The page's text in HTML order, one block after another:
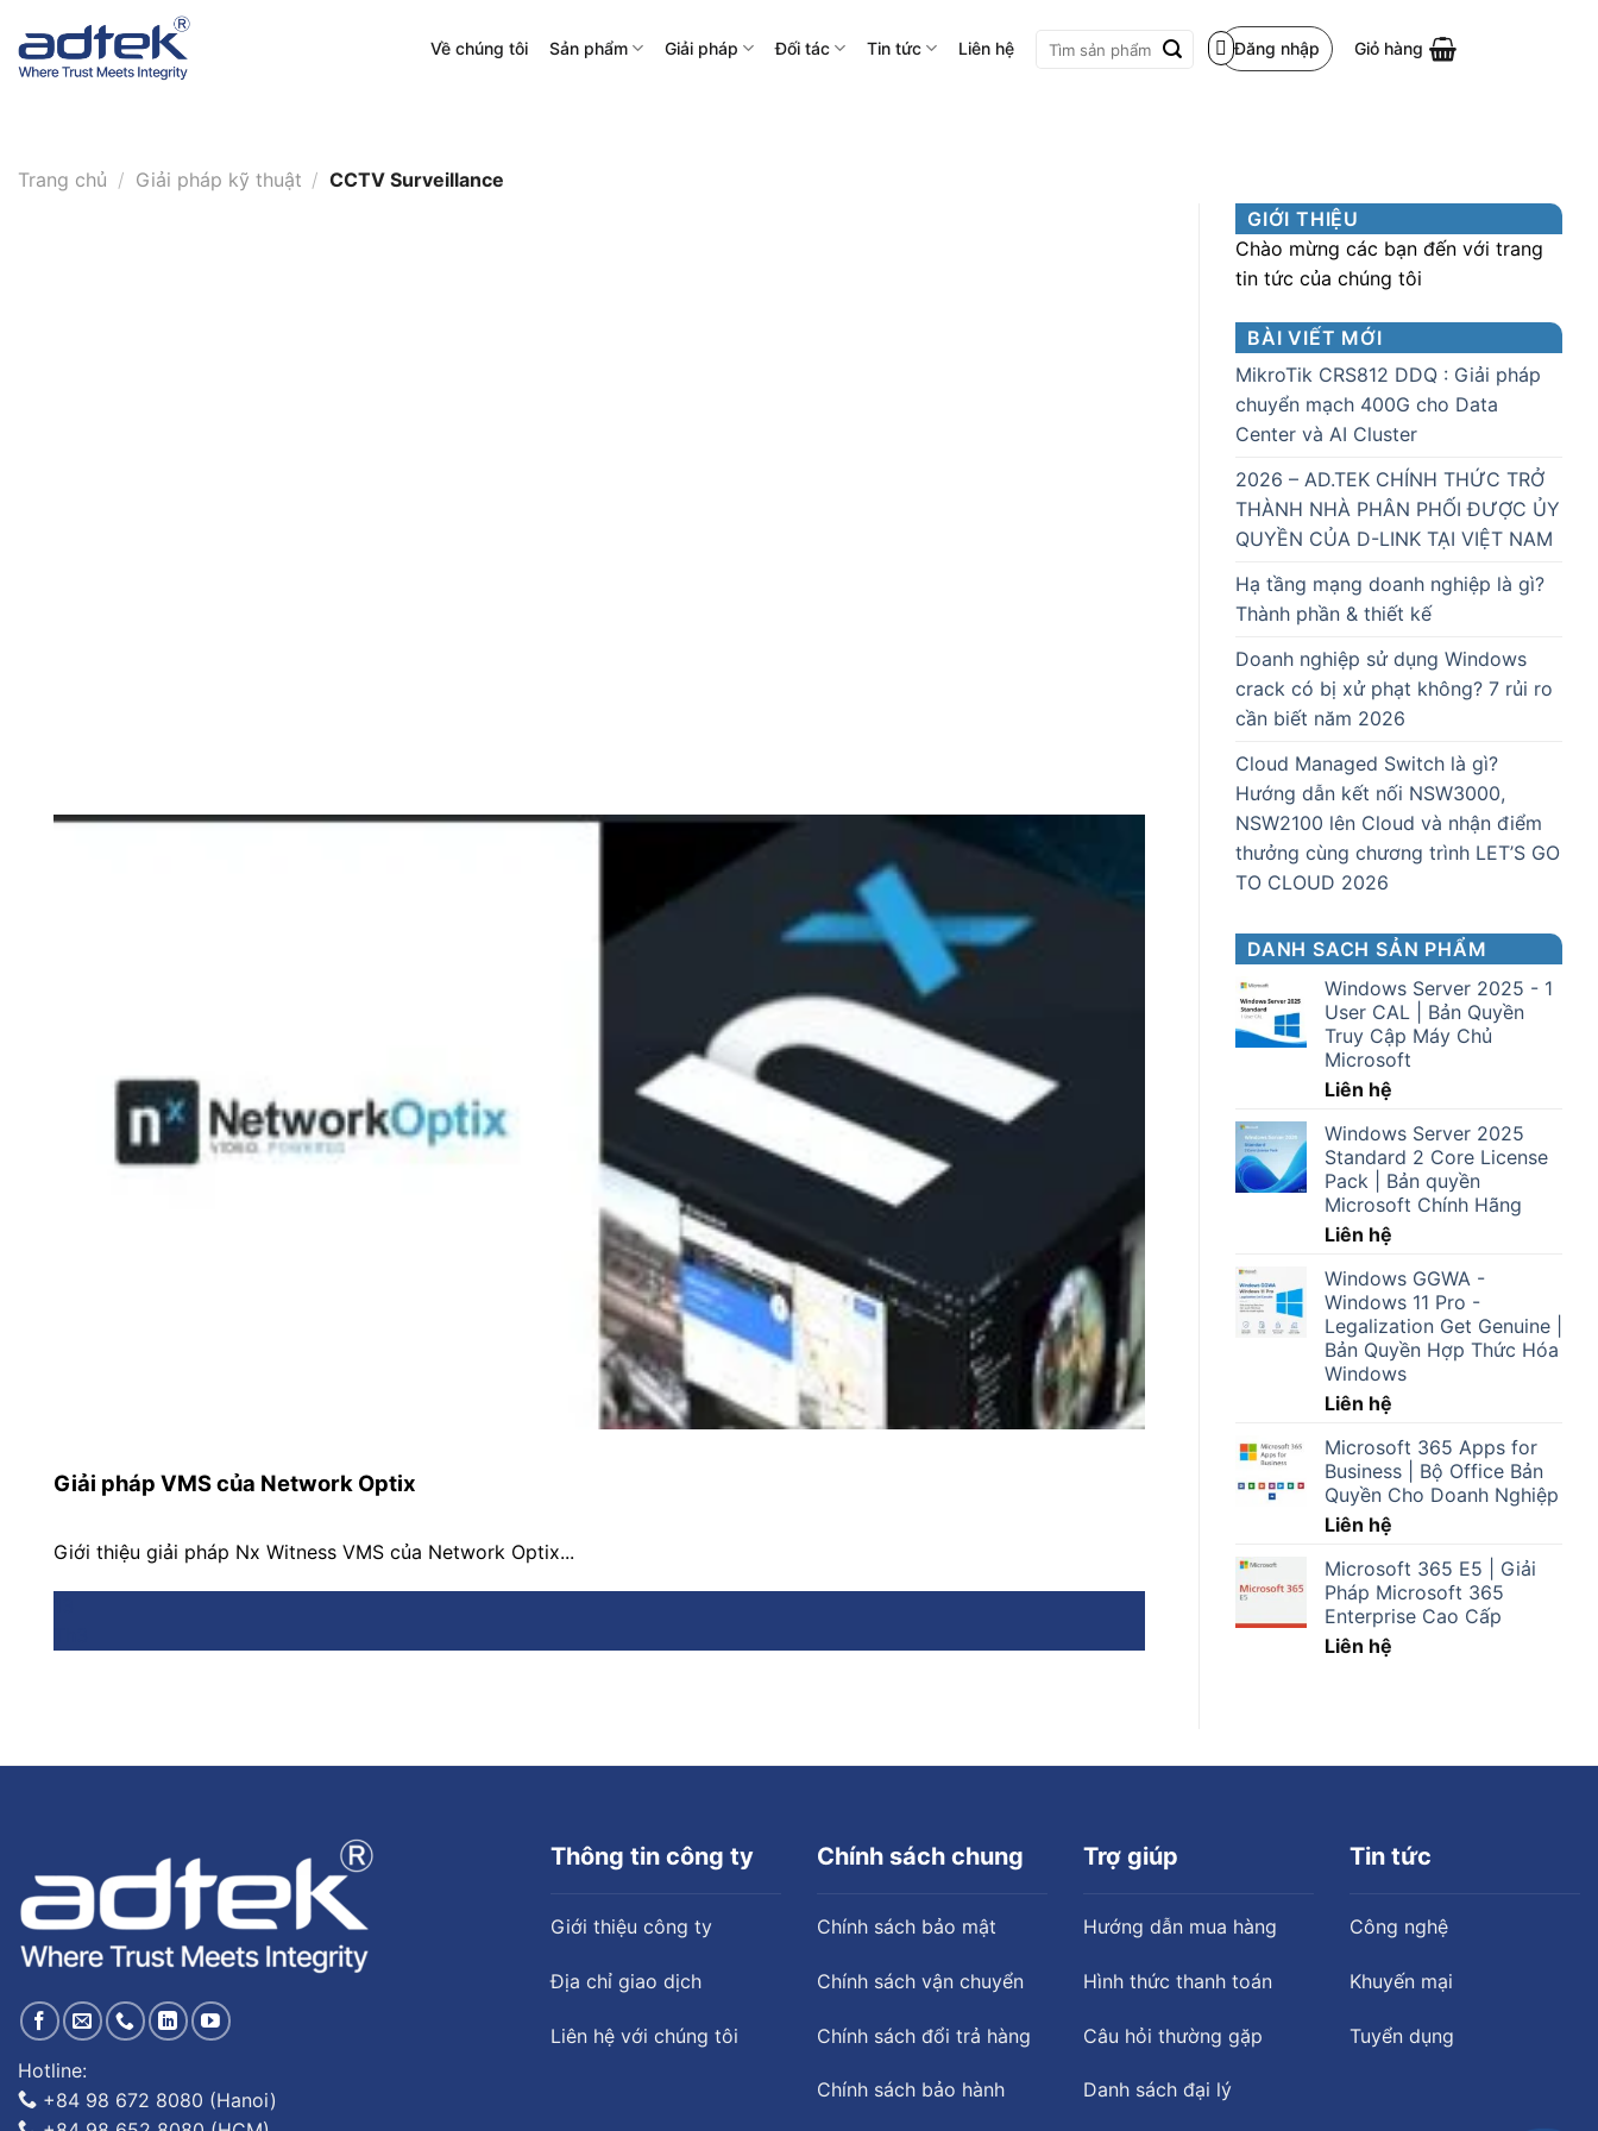
to
content
Về chúng tôi Sản phẩm Giải pháp Đối tác Tin tức Liên hệ
Tìm
Đăng nhập Giỏ hàng
Trang chủ / Giải pháp kỹ thuật / CCTV Surveillance
Giải pháp VMS của Network Optix
Giới thiệu giải pháp Nx Witness VMS của Network Optix...
GIỚI THIỆU
Chào mừng các bạn đến với trang
tin tức của chúng tôi
BÀI VIẾT MỚI
MikroTik CRS812 DDQ : Giải pháp
chuyển mạch 400G cho Data
Center và AI Cluster
2026 – AD.TEK CHÍNH THỨC TRỞ
THÀNH NHÀ PHÂN PHỐI ĐƯỢC ỦY
QUYỀN CỦA D-LINK TẠI VIỆT NAM
Hạ tầng mạng doanh nghiệp là gì?
Thành phần & thiết kế
Doanh nghiệp sử dụng Windows
crack có bị xử phạt không? 7 rủi ro
cần biết năm 2026
Cloud Managed Switch là gì?
Hướng dẫn kết nối NSW3000,
NSW2100 lên Cloud và nhận điểm
thưởng cùng chương trình LET’S GO
TO CLOUD 2026
DANH SACH SẢN PHẨM
Windows Server 2025 - 1
User CAL | Bản Quyền
Truy Cập Máy Chủ
Microsoft
Liên hệ
Windows Server 2025
Standard 2 Core License
Pack | Bản quyền
Microsoft Chính Hãng
Liên hệ
Windows GGWA -
Windows 11 Pro -
Legalization Get Genuine |
Bản Quyền Hợp Thức Hóa
Windows
Liên hệ
Microsoft 365 Apps for
Business | Bộ Office Bản
Quyền Cho Doanh Nghiệp
Liên hệ
Microsoft 365 E5 | Giải
Pháp Microsoft 365
Enterprise Cao Cấp
Liên hệ
Hotline:
+84 98 672 8080 (Hanoi)
Thông tin công ty
Giới thiệu công ty
Địa chỉ giao dịch
Liên hệ với chúng tôi
Chính sách chung
Chính sách bảo mật
Chính sách vận chuyển
Chính sách đổi trả hàng
Chính sách bảo hành
Trợ giúp
Hướng dẫn mua hàng
Hình thức thanh toán
Câu hỏi thường gặp
Danh sách đại lý
Tin tức
Công nghệ
Khuyến mại
Tuyển dụng